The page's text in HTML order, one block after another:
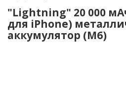
"Lightning" 20 000
для iPhone)
аккумулятор (M6)